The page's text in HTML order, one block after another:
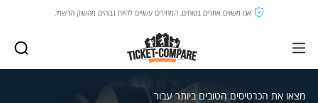
אנו משווים אתרים בטוחים, המחירים עשויים להיות גבוהים מהשוק הרשמי.
מצאו את הכרטיסים הטובים ביותר עבור